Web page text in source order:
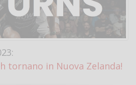
tornano in Nuova Zelanda!